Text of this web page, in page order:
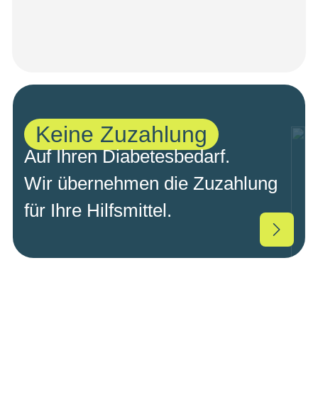
Keine Zuzahlung
Auf Ihren Diabetesbedarf.
Wir übernehmen die Zuzahlung
für Ihre Hilfsmittel.